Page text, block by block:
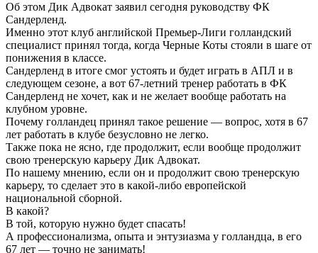
Об этом Дик Адвокат заявил сегодня руководству ФК
Сандерленд.
Именно этот клуб английской Премьер-Лиги голландский
специалист принял тогда, когда Черные Коты стояли в шаге от
понижения в классе.
Сандерленд в итоге смог устоять и будет играть в АПЛ и в
следующем сезоне, а вот 67-летний тренер работать в ФК
Сандерленд не хочет, как и не желает вообще работать на
клубном уровне.
Почему голландец принял такое решение — вопрос, хотя в 67
лет работать в клубе безусловно не легко.
Также пока не ясно, где продолжит, если вообще продолжит
свою тренерскую карьеру Дик Адвокат.
По нашему мнению, если он и продолжит свою тренерскую
карьеру, то сделает это в какой-либо европейской
национальной сборной.
В какой?
В той, которую нужно будет спасать!
А профессионализма, опыта и энтузиазма у голландца, в его
67 лет — точно не занимать!